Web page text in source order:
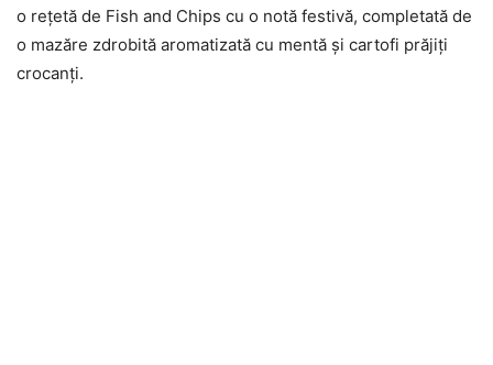
o rețetă de Fish and Chips cu o notă festivă, completată de
o mazăre zdrobită aromatizată cu mentă și cartofi prăjiți
crocanți.